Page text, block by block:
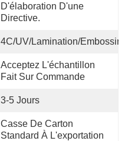
D'élaboration D'une
Directive.
4C/UV/Lamination/
Acceptez L'échantillon
Fait Sur Commande
3-5 Jours
Casse De Carton
Standard À L'exportation